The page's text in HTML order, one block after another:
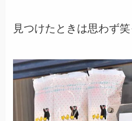
見つけたときは思わず